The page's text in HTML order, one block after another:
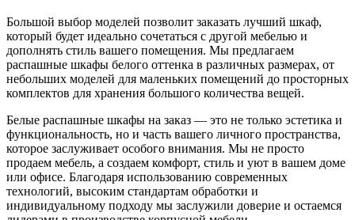
Большой выбор моделей позволит заказать лучший шкаф,
который будет идеально сочетаться с другой мебелью и
дополнять стиль вашего помещения. Мы предлагаем
распашные шкафы белого оттенка в различных размерах, от
небольших моделей для маленьких помещений до просторных
комплектов для хранения большого количества вещей.
Белые распашные шкафы на заказ — это не только эстетика и
функциональность, но и часть вашего личного пространства,
которое заслуживает особого внимания. Мы не просто
продаем мебель, а создаем комфорт, стиль и уют в вашем доме
или офисе. Благодаря использованию современных
технологий, высоким стандартам обработки и
индивидуальному подходу мы заслужили доверие и остаемся